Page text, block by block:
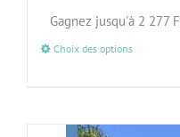
Gagnez jusqu'à 2 277
Choix des options